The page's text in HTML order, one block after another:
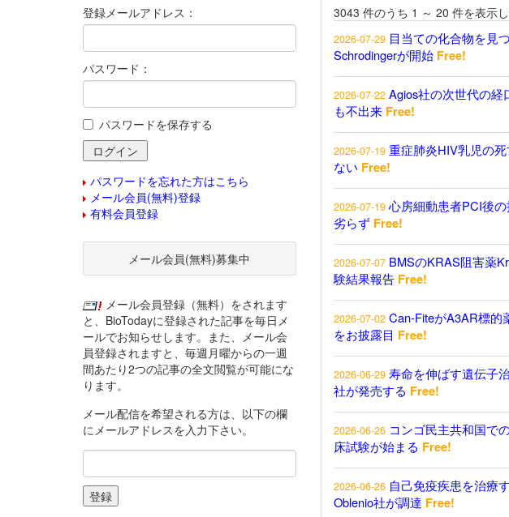
3043 件のうち 1 ～ 20 件を表示し
2026-07-29 目当ての化合物を見
Schrodingerが開始 Free!
2026-07-22 Agios社の次世代の経
も不出来 Free!
2026-07-19 重症肺炎HIV乳児の
ない Free!
2026-07-19 心房細動患者PCI後
劣らず Free!
2026-07-07 BMSのKRAS阻害薬
験結果報告 Free!
2026-07-02 Can-FiteがA3AR標的
をお披露目 Free!
2026-06-29 寿命を伸ばす遺伝子
社が発売する Free!
2026-06-26 コンゴ民主共和国で
床試験が始まる Free!
2026-06-26 自己免疫疾患を治療
Oblenio社が調達 Free!
登録メールアドレス：
パスワード：
パスワードを保存する
パスワードを忘れた方はこちら
メール会員(無料)登録
有料会員登録
メール会員(無料)募集中
メール会員登録（無料）をされます
と、BioTodayに登録された記事を毎日メ
ールでお知らせします。また、メール会
員登録されますと、毎週月曜からの一週
間あたり2つの記事の全文閲覧が可能にな
ります。
メール配信を希望される方は、以下の欄
にメールアドレスを入力下さい。